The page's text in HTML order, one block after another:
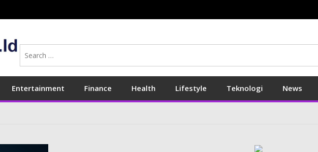
for:
Entertainment Finance Health Lifestyle Teknologi News